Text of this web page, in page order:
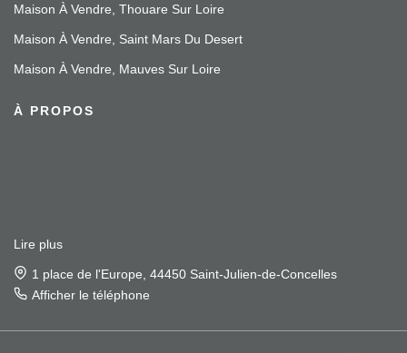
Maison À Vendre, Thouare Sur Loire
Maison À Vendre, Saint Mars Du Desert
Maison À Vendre, Mauves Sur Loire
À PROPOS
Lire plus
1 place de l'Europe, 44450 Saint-Julien-de-Concelles
Afficher le téléphone